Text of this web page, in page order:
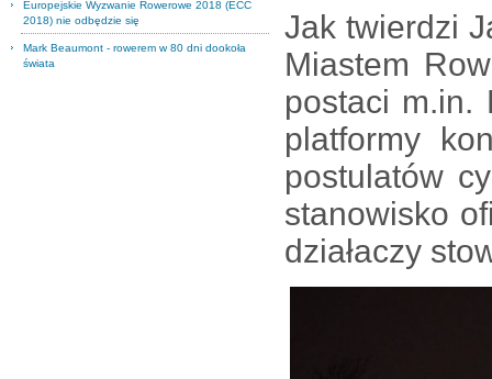
Europejskie Wyzwanie Rowerowe 2018 (ECC
2018) nie odbędzie się
Mark Beaumont - rowerem w 80 dni dookoła
świata
Jak twierdzi
Miastem
postaci m.in.
platformy
postulatów
stanowisko
działaczy